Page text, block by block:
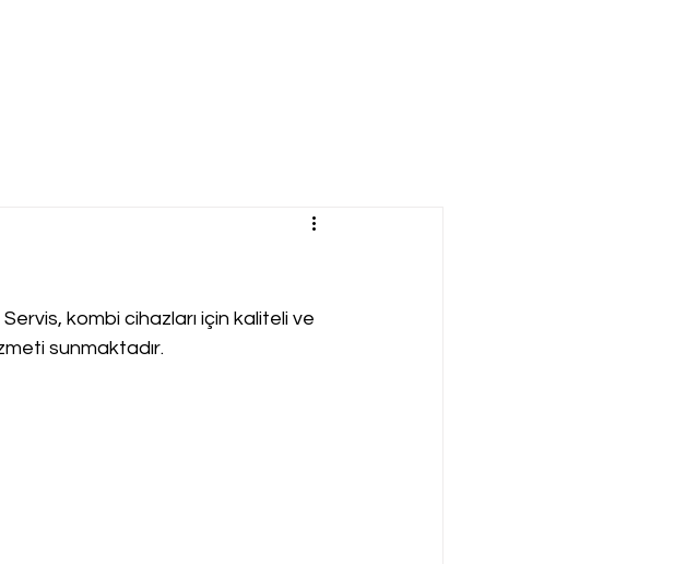
kombi cihazları için kaliteli ve
sunmaktadır.